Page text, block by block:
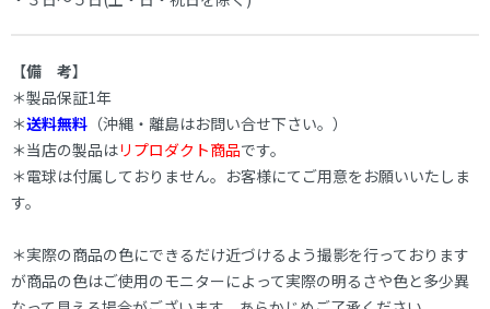
【備 考】
＊製品保証1年
＊送料無料 （沖縄・離島はお問い合せ下さい。）
＊当店の製品はリプロダクト商品です。
＊電球は付属しておりません。お客様にてご用意をお願いいたしま
す。
＊実際の商品の色にできるだけ近づけるよう撮影を行っております
が商品の色はご使用のモニターによって実際の明るさや色と多少異